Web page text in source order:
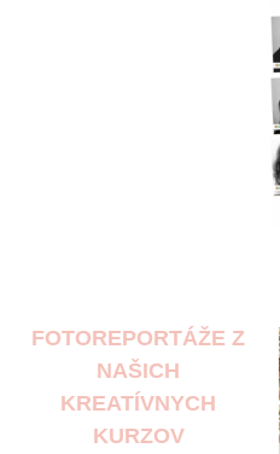
FOTOREPORTÁŽE Z
NAŠICH
KREATÍVNYCH
KURZOV